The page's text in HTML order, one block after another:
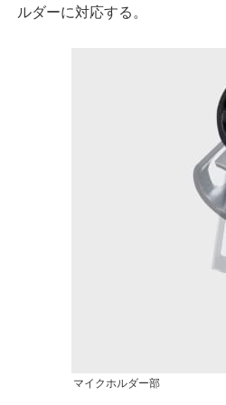
ルダーに対応する。
マイクホルダー部